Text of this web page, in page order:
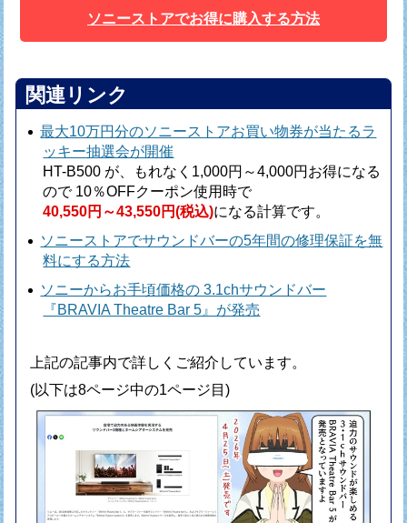
ソニーストアでお得に購入する方法
関連リンク
最大10万円分のソニーストアお買い物券が当たるラ
ッキー抽選会が開催
HT-B500 が、もれなく1,000円～4,000円お得になる
ので 10％OFFクーポン使用時で
40,550円～43,550円(税込)になる計算です。
ソニーストアでサウンドバーの5年間の修理保証を無
料にする方法
ソニーからお手頃価格の 3.1chサウンドバー
『BRAVIA Theatre Bar 5』が発売
上記の記事内で詳しくご紹介しています。
(以下は8ページ中の1ページ目)